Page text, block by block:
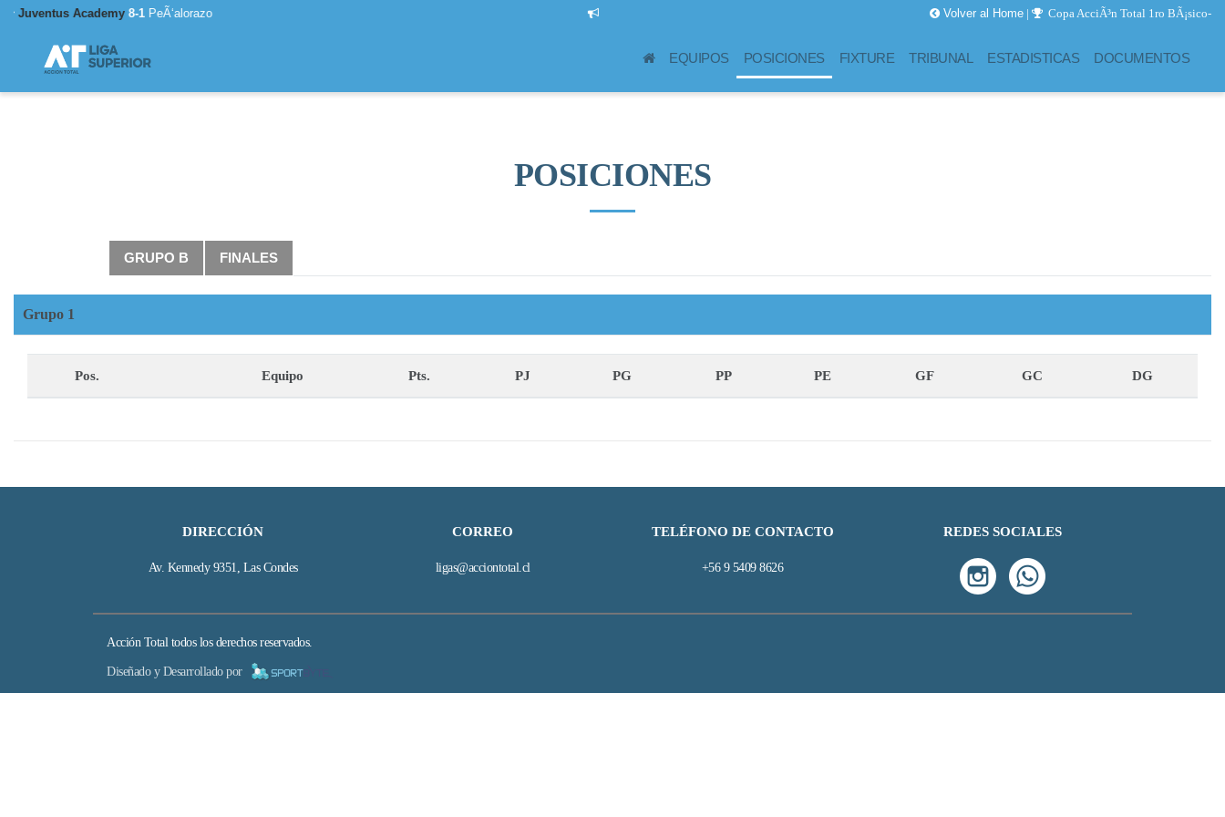
A N Futbol A N FutbolVolver al Home | Copa AcciÃ³n Total 1ro BÃ¡sico-
(CURRENT)
EQUIPOS POSICIONES FIXTURE TRIBUNAL ESTADISTICAS DOCUMENTOS
POSICIONES
GRUPO B FINALES
Grupo 1
Pos. Equipo Pts. PJ PG PP PE GF GC DG
DIRECCIÓN
Av. Kennedy 9351, Las Condes
CORREO
ligas@acciontotal.cl
TELÉFONO DE CONTACTO
+56 9 5409 8626
REDES SOCIALES
Acción Total todos los derechos reservados.
Diseñado y Desarrollado por